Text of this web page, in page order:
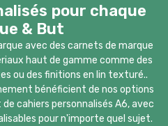
pour chaque
& But
avec des carnets de marque
haut de gamme comme des
ou des finitions en lin texturé..
bénéficient de nos options
cahiers personnalisés A6, avec
pour n'importe quel sujet.